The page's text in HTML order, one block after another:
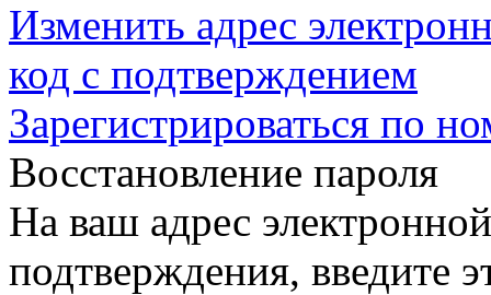
Изменить адрес
код с подтверждением
Зарегистрироваться по
Восстановление пароля
На ваш адрес
подтверждения, введите